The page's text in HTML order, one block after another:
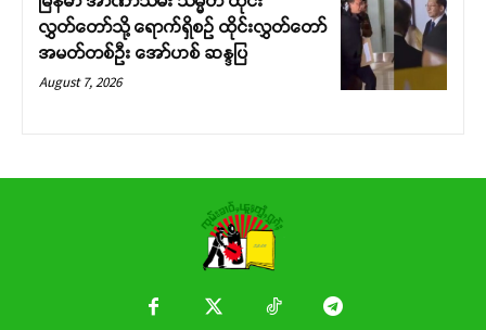
လွှတ်တော်သို့ ရောက်ရှိစဉ် ထိုင်းလွှတ်တော်
အမတ်တစ်ဦး အော်ဟစ် ဆန္ဒပြ
August 7, 2026